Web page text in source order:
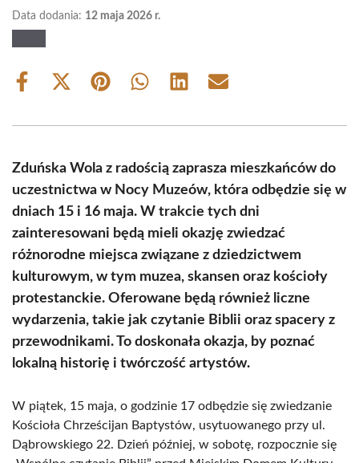
Data dodania: 12 maja 2026 r.
Share
Share
(Twitter)
Share Share Share Share
Zduńska Wola z radością zaprasza mieszkańców do
uczestnictwa w Nocy Muzeów, która odbędzie się w
dniach 15 i 16 maja. W trakcie tych dni
zainteresowani będą mieli okazję zwiedzać
różnorodne miejsca związane z dziedzictwem
kulturowym, w tym muzea, skansen oraz kościoły
protestanckie. Oferowane będą również liczne
wydarzenia, takie jak czytanie Biblii oraz spacery z
przewodnikami. To doskonała okazja, by poznać
lokalną historię i twórczość artystów.
W piątek, 15 maja, o godzinie 17 odbędzie się zwiedzanie
Kościoła Chrześcijan Baptystów, usytuowanego przy ul.
Dąbrowskiego 22. Dzień później, w sobotę, rozpocznie się